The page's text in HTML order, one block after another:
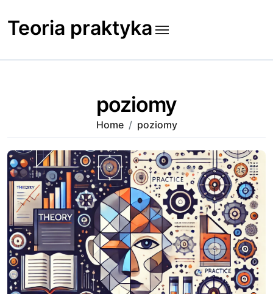
to
content
Teoria praktyka
poziomy
Home poziomy